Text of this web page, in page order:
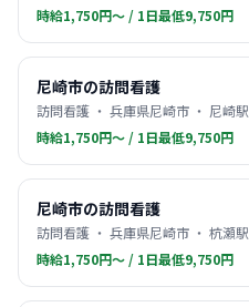
時給1,750円〜 / 1日最低9,750円
尼崎市の訪問看護
訪問看護 ・ 兵庫県尼崎市 ・ 尼崎駅
時給1,750円〜 / 1日最低9,750円
尼崎市の訪問看護
訪問看護 ・ 兵庫県尼崎市 ・ 杭瀬駅
時給1,750円〜 / 1日最低9,750円